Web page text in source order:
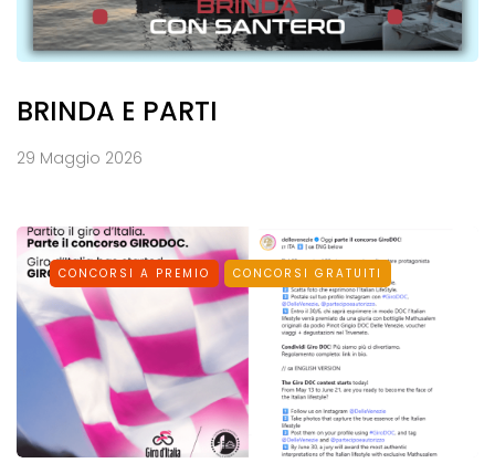
BRINDA E PARTI
29 Maggio 2026
CONCORSI A PREMIO CONCORSI GRATUITI